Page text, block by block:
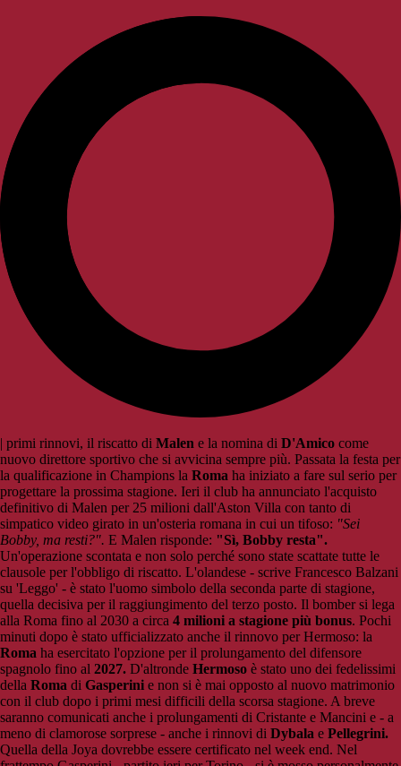
| primi rinnovi, il riscatto di Malen e la nomina di D'Amico come
nuovo direttore sportivo che si avvicina sempre più. Passata la festa per
la qualificazione in Champions la Roma ha iniziato a fare sul serio per
progettare la prossima stagione. Ieri il club ha annunciato l'acquisto
definitivo di Malen per 25 milioni dall'Aston Villa con tanto di
simpatico video girato in un'osteria romana in cui un tifoso: "Sei
Bobby, ma resti?". E Malen risponde: "Sì, Bobby resta".
Un'operazione scontata e non solo perché sono state scattate tutte le
clausole per l'obbligo di riscatto. L'olandese - scrive Francesco Balzani
su 'Leggo' - è stato l'uomo simbolo della seconda parte di stagione,
quella decisiva per il raggiungimento del terzo posto. Il bomber si lega
alla Roma fino al 2030 a circa 4 milioni a stagione più bonus. Pochi
minuti dopo è stato ufficializzato anche il rinnovo per Hermoso: la
Roma ha esercitato l'opzione per il prolungamento del difensore
spagnolo fino al 2027. D'altronde Hermoso è stato uno dei fedelissimi
della Roma di Gasperini e non si è mai opposto al nuovo matrimonio
con il club dopo i primi mesi difficili della scorsa stagione. A breve
saranno comunicati anche i prolungamenti di Cristante e Mancini e - a
meno di clamorose sorprese - anche i rinnovi di Dybala e Pellegrini.
Quella della Joya dovrebbe essere certificato nel week end. Nel